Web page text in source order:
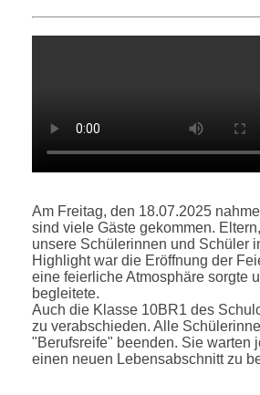
Am Freitag, den 18.07.2025
sind viele Gäste gekommen.
unsere Schülerinnen und Schüler
Highlight war die Eröffnung der
eine feierliche Atmosphäre sorgte
begleitete.
Auch die Klasse 10BR1 des
zu verabschieden. Alle
"Berufsreife" beenden. Sie warten
einen neuen Lebensabschnitt zu